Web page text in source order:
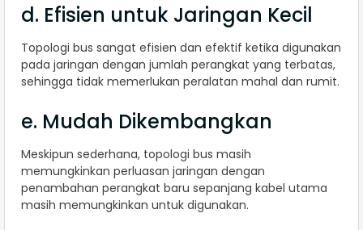
d. Efisien untuk Jaringan Kecil
Topologi bus sangat efisien dan efektif ketika digunakan
pada jaringan dengan jumlah perangkat yang terbatas,
sehingga tidak memerlukan peralatan mahal dan rumit.
e. Mudah Dikembangkan
Meskipun sederhana, topologi bus masih
memungkinkan perluasan jaringan dengan
penambahan perangkat baru sepanjang kabel utama
masih memungkinkan untuk digunakan.